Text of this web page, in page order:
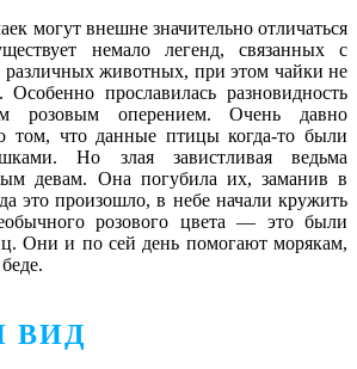
могут внешне значительно отличаться
немало легенд, связанных с
животных, при этом чайки не
Особенно прославилась разновидность
розовым оперением. Очень давно
том, что данные птицы когда-то были
Но злая завистливая ведьма
девам. Она погубила их, заманив в
это произошло, в небе начали кружить
розового цвета ― это были
Они и по сей день помогают морякам,
ВИД